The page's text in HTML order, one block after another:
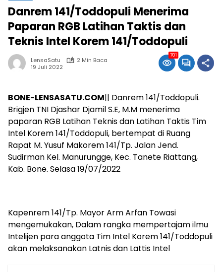
Danrem 141/Toddopuli Menerima
Paparan RGB Latihan Taktis dan
Teknis Intel Korem 141/Toddopuli
LensaSatu
2 Min Baca
19 Juli 2022
701
BONE-LENSASATU.COM|| Danrem 141/Toddopuli.
Brigjen TNI Djashar Djamil S.E, M.M menerima
paparan RGB Latihan Teknis dan Latihan Taktis Tim
Intel Korem 141/Toddopuli, bertempat di Ruang
Rapat M. Yusuf Makorem 141/Tp. Jalan Jend.
Sudirman Kel. Manurungge, Kec. Tanete Riattang,
Kab. Bone. Selasa 19/07/2022
Kapenrem 141/Tp. Mayor Arm Arfan Towasi
mengemukakan, Dalam rangka mempertajam ilmu
Intelijen para anggota Tim Intel Korem 141/Toddopuli
akan melaksanakan Latnis dan Lattis Intel